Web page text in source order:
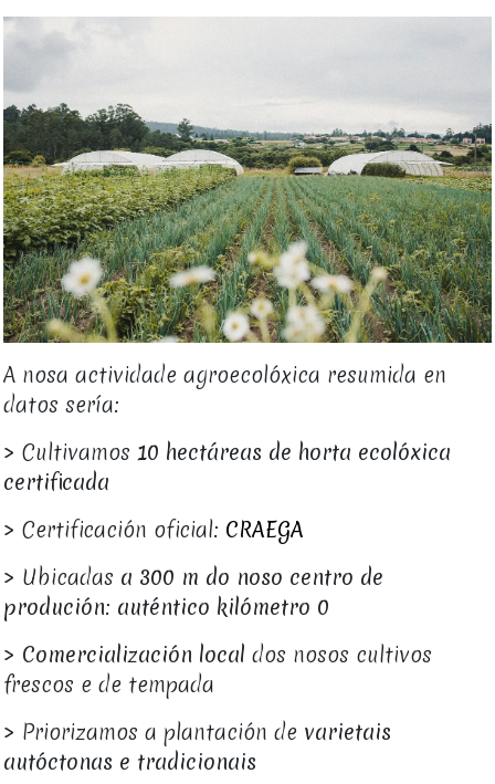
A nosa actividade agroecolóxica resumida en
datos sería:
> Cultivamos10 hectáreas de horta ecolóxica
certificada
> Certificación oficial: CRAEGA
> Ubicadas a 300 m do noso centro de
produción: auténtico kilómetro 0
> Comercialización local dos nosos cultivos
frescos e de tempada
> Priorizamos a plantación de varietais
autóctonas e tradicionais